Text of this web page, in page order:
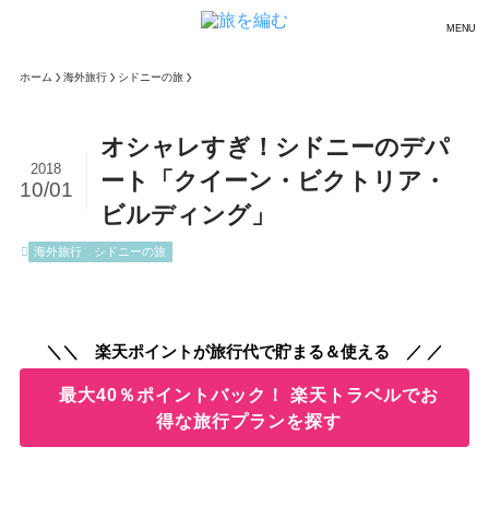
MENU
ホーム 海外旅行 シドニーの旅
オシャレすぎ！シドニーのデパ
ート「クイーン・ビクトリア・
ビルディング」
2018
10/01
海外旅行 シドニーの旅
＼＼ 楽天ポイントが旅行代で貯まる＆使える ／ ／
最大40％ポイントバック！ 楽天トラベルでお
得な旅行プランを探す